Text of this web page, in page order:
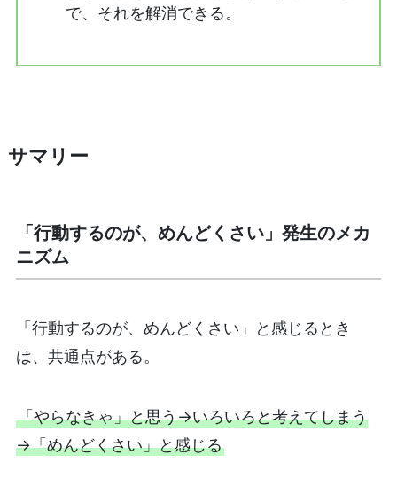
で、それを解消できる。
サマリー
「行動するのが、めんどくさい」発生のメカ
ニズム
「行動するのが、めんどくさい」と感じるとき
は、共通点がある。
「やらなきゃ」と思う→いろいろと考えてしまう
→「めんどくさい」と感じる